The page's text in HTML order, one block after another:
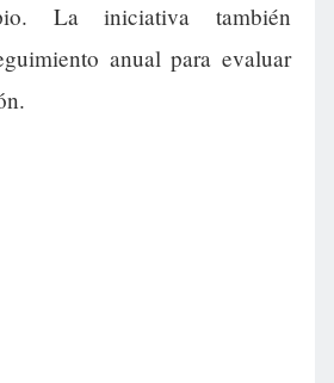
La iniciativa también
anual para evaluar